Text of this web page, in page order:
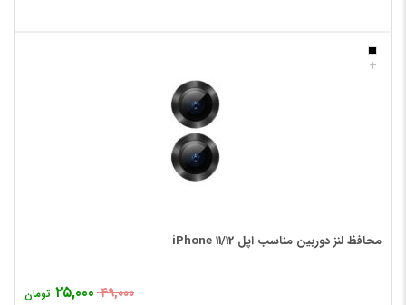
محافظ لنز دوربین مناسب اپل 12/iPhone 11
۴۹,۰۰۰ ۲۵,۰۰۰ تومان
+